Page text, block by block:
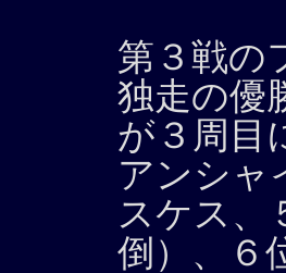
第３戦の
独走の優
が３周目
アンシャ
スケス、
倒）、６